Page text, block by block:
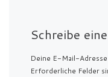
Schreibe
Deine E-Mail-
Erforderliche Felder